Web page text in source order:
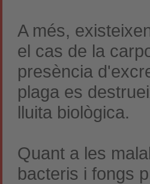
A més,
el cas de la
presència
plaga es
lluita biològica.
Quant a les
bacteris i fongs